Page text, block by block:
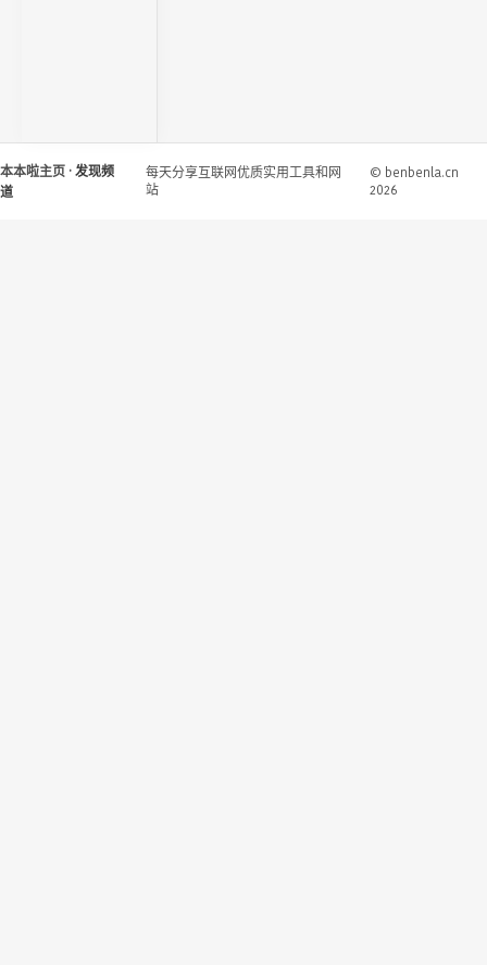
本本啦主页 · 发现频
道
每天分享互联网优质实用工具和网
站
© benbenla.cn
2026